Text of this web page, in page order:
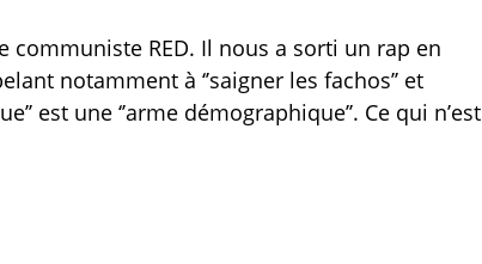
RED. Il nous a sorti un rap en
notamment à ‘’saigner les fachos’’ et
est une ‘’arme démographique’’. Ce qui n’est